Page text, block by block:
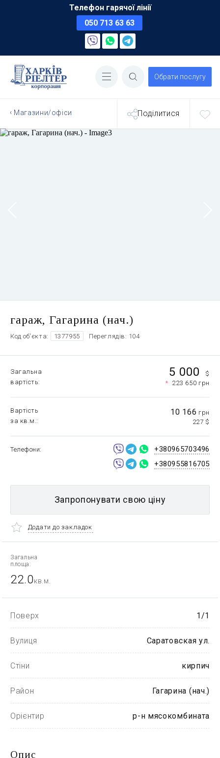
Телефон гарячої лінії
050 713 63 63
Обрати послугу
Магазини/офіси Поділитися
гараж, Гагарина (нач.)
Код об'єкта: 1377955 Переглядів: 104
Загальна
вартість
5 000
$
* 223 650 грн
Вартість
за кв.м.
10 166 грн
227 $
Телефони
+380965703496
+380955816705
Запропонувати свою ціну
Додати до закладок
Загальна
площа:
22.0кв.м.
Поверх 1/1
Вулиця Саратовская ул.
Стіни кирпич
Район Гагарина (нач.)
Орієнтир р-н мясокомбината
Опис